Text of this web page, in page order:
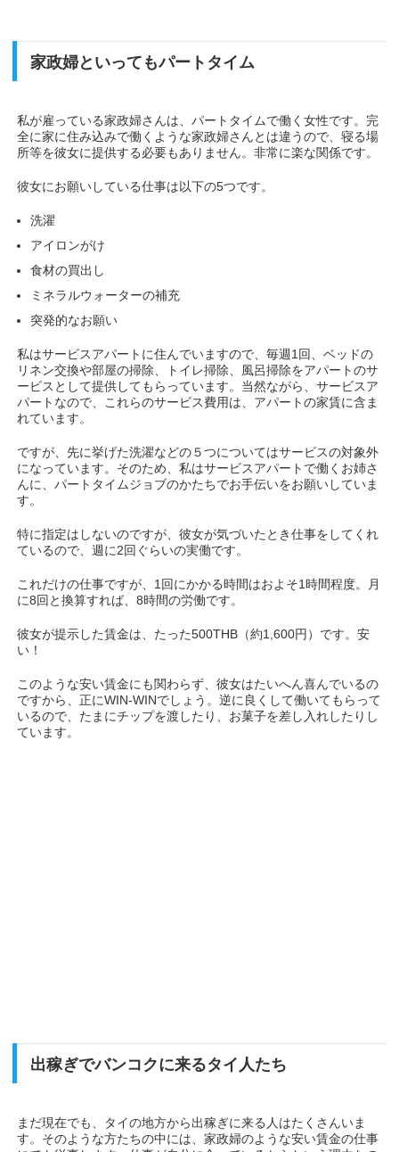
家政婦といってもパートタイム
私が雇っている家政婦さんは、パートタイムで働く女性です。完
全に家に住み込みで働くような家政婦さんとは違うので、寝る場
所等を彼女に提供する必要もありません。非常に楽な関係です。
彼女にお願いしている仕事は以下の5つです。
洗濯
アイロンがけ
食材の買出し
ミネラルウォーターの補充
突発的なお願い
私はサービスアパートに住んでいますので、毎週1回、ベッドの
リネン交換や部屋の掃除、トイレ掃除、風呂掃除をアパートのサ
ービスとして提供してもらっています。当然ながら、サービスア
パートなので、これらのサービス費用は、アパートの家賃に含ま
れています。
ですが、先に挙げた洗濯などの５つについてはサービスの対象外
になっています。そのため、私はサービスアパートで働くお姉さ
んに、パートタイムジョブのかたちでお手伝いをお願いしていま
す。
特に指定はしないのですが、彼女が気づいたとき仕事をしてくれ
ているので、週に2回ぐらいの実働です。
これだけの仕事ですが、1回にかかる時間はおよそ1時間程度。月
に8回と換算すれば、8時間の労働です。
彼女が提示した賃金は、たった500THB（約1,600円）です。安
い！
このような安い賃金にも関わらず、彼女はたいへん喜んでいるの
ですから、正にWIN-WINでしょう。逆に良くして働いてもらって
いるので、たまにチップを渡したり、お菓子を差し入れしたりし
ています。
出稼ぎでバンコクに来るタイ人たち
まだ現在でも、タイの地方から出稼ぎに来る人はたくさんいま
す。そのような方たちの中には、家政婦のような安い賃金の仕事